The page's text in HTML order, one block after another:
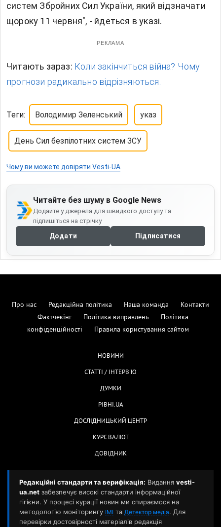
систем Збройних Сил України, який відзначати
щороку 11 червня", - йдеться в указі.
РЕКЛАМА
Читають зараз: Коли закінчиться війна? Чому
прогнози радикально відрізняються.
Теги: Володимир Зеленський указ
День Сил безпілотних систем ЗСУ
Чому ви можете довіряти Vesti-UA
Читайте без шуму в Google News
Додайте у джерела для швидкого доступу та
підпишіться на стрічку
Додати Підписатися
Про нас Редакційна політика Наша команда
Контакти
Фактчекінг
Політика виправлень
Політика
конфіденційності
Правила користування сайтом
НОВИНИ
СТАТТІ / ІНТЕРВ'Ю
ДУМКИ
РІВНІ.UA
ДОСЛІДНИЦЬКИЙ ЦЕНТР
КУРС ВАЛЮТ
ДОВІДНИК
Редакційні стандарти та верифікація: Видання vesti-
ua.net забезпечує високі стандарти інформаційної
гігієни. У процесі курації новин ми спираємося на
методологію моніторингу ІМІ та Детектор медіа. Для
перевірки достовірності матеріалів редакція